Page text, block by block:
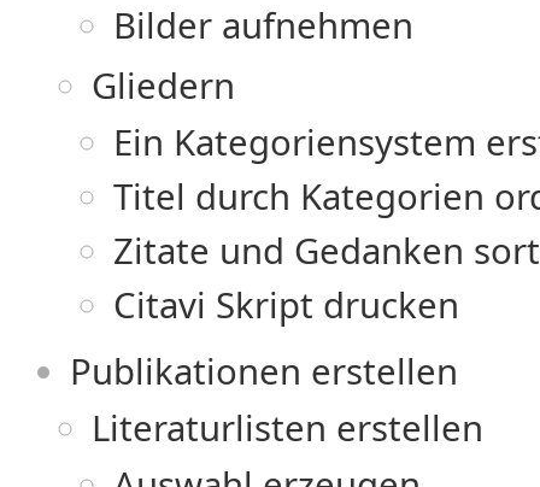
Bilder aufnehmen
Gliedern
Ein Kategoriensystem
Titel durch Kategorien
Zitate und Gedanken
Citavi Skript drucken
Publikationen erstellen
Literaturlisten erstellen